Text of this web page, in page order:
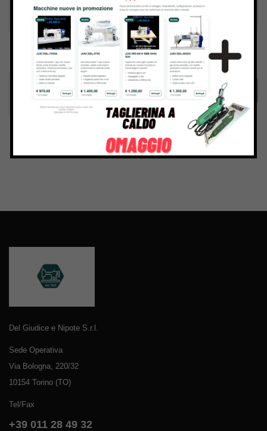
Inviando il messaggio confermo di aver letto e accettato
Termini e condizioni
del sito web
Del Giudice e Nipote S.r.l.
Sede Operativa
Via Bologna, 220/32
10154 Torino (TO)
Tel/Fax
+39 011 28 49 32